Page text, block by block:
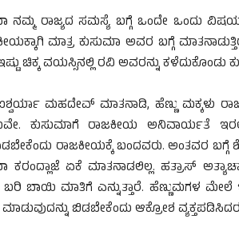
ನಮ್ಮ ರಾಜ್ಯದ ಸಮಸ್ಯೆ ಬಗ್ಗೆ ಒಂದೇ ಒಂದು
ಮಾತ್ರ ಕುಸುಮಾ ಅವರ ಬಗ್ಗೆ
ಚಿಕ್ಕ ವಯಸ್ಸಿನಲ್ಲಿ ರವಿ ಅವರನ್ನು
ಮಹದೇವ್ ಮಾತನಾಡಿ, ಹೆಣ್ಣು ಮಕ್ಕಳು
ಕುಸುಮಾಗೆ ರಾಜಕೀಯ ಅನಿವಾರ್ಯತೆ
ರಾಜಕೀಯಕ್ಕೆ ಬಂದವರು. ಅಂತವರ
ಕರಂದ್ಲಾಜೆ ಏಕೆ ಮಾತನಾಡಲಿಲ್ಲ. ಹತ್ರಾಸ್
ಬಾಯಿ ಮಾತಿಗೆ ಎನ್ನುತ್ತಾರೆ. ಹೆಣ್ಣುಮಗಳ ಮೇಲೆ
ಬಿಡಬೇಕೆಂದು ಆಕ್ರೋಶ